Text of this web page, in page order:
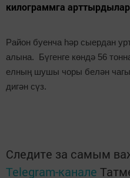
килограммга
Район буенча һәр сыердан
алына. Бүгенге көндә 56
елның шушы чоры белән
дигән сүз.
Следите за самым
Telegram-канале